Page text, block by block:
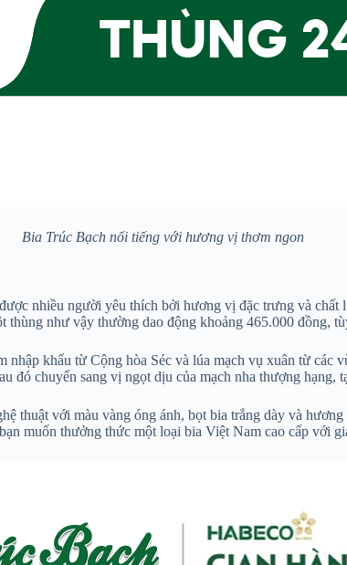
Bia Trúc Bạch nổi tiếng với hương vị thơm ngon
nhiều người yêu thích bởi hương vị đặc trưng và
như vậy thường dao động khoảng 465.000 đồng,
khẩu từ Cộng hòa Séc và lúa mạch vụ xuân từ các
đó chuyển sang vị ngọt dịu của mạch nha thượng hạng,
thuật với màu vàng óng ánh, bọt bia trắng dày và
muốn thưởng thức một loại bia Việt Nam cao cấp với